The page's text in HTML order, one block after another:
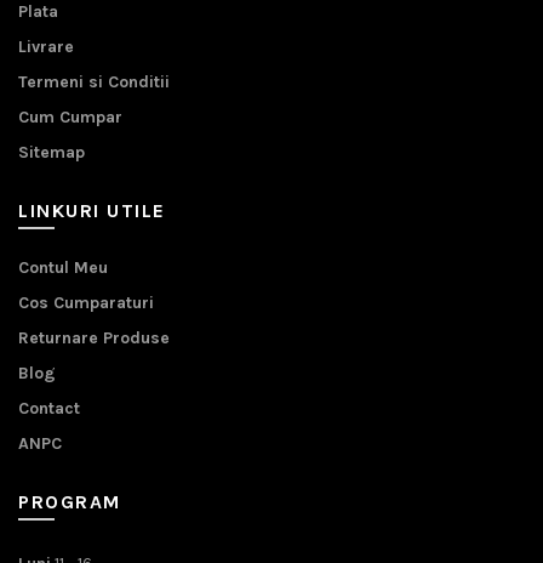
Plata
Livrare
Termeni si Conditii
Cum Cumpar
Sitemap
LINKURI UTILE
Contul Meu
Cos Cumparaturi
Returnare Produse
Blog
Contact
ANPC
PROGRAM